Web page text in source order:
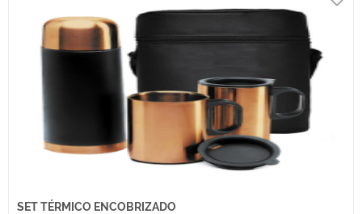
SET TÉRMICO ENCOBRIZADO